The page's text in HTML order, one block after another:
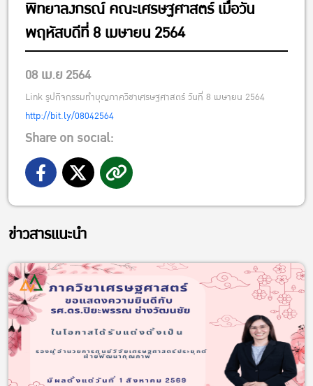
พิทยาลงกรณ์ คณะเศรษฐศาสตร์ เมื่อวัน
พฤหัสบดีที่ 8 เมษายน 2564
08 เม.ย 2564
Link รูปกิจกรรมทำบุญภาควิชาเศรษฐศาสตร์ วันที่ 8 เมษายน 2564
http://bit.ly/08042564
Share on social:
ข่าวสารแนะนำ